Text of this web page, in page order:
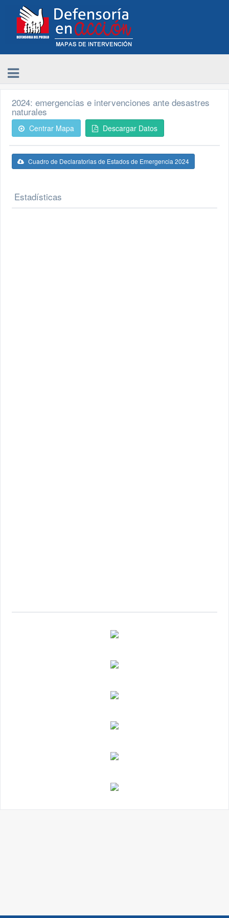
2024: emergencias e intervenciones ante desastres
naturales
Centrar Mapa Descargar Datos
Cuadro de Declaratorias de Estados de Emergencia 2024
Estadísticas